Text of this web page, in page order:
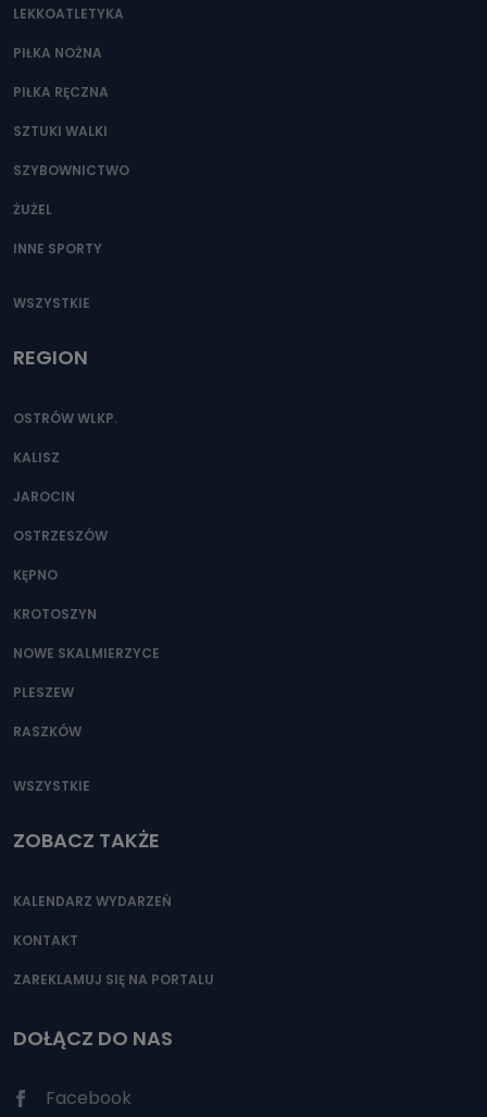
LEKKOATLETYKA
PIŁKA NOŻNA
PIŁKA RĘCZNA
SZTUKI WALKI
SZYBOWNICTWO
ŻUŻEL
INNE SPORTY
WSZYSTKIE
REGION
OSTRÓW WLKP.
KALISZ
JAROCIN
OSTRZESZÓW
KĘPNO
KROTOSZYN
NOWE SKALMIERZYCE
PLESZEW
RASZKÓW
WSZYSTKIE
ZOBACZ TAKŻE
KALENDARZ WYDARZEŃ
KONTAKT
ZAREKLAMUJ SIĘ NA PORTALU
DOŁĄCZ DO NAS
Facebook